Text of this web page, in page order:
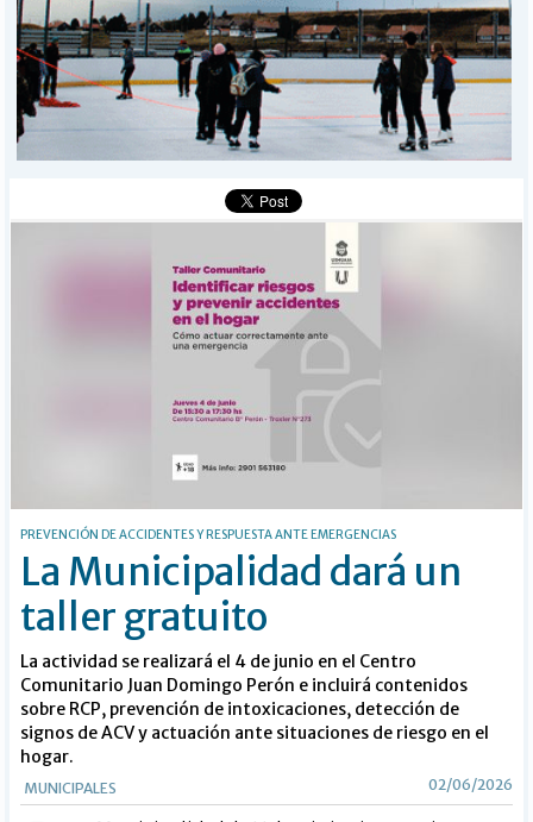
DEPORTES
POLICIALES
I-DIARIO
MÁS
BÚSQUEDA
PREVENCIÓN DE ACCIDENTES Y RESPUESTA ANTE EMERGENCIAS
La Municipalidad dará un
taller gratuito
La actividad se realizará el 4 de junio en el Centro
Comunitario Juan Domingo Perón e incluirá contenidos
sobre RCP, prevención de intoxicaciones, detección de
signos de ACV y actuación ante situaciones de riesgo en el
hogar.
MUNICIPALES 02/06/2026